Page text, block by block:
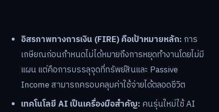
อิสรภาพทางการเงิน (FIRE) คือเป้าหมายหลัก: การ
เกษียณก่อนกำหนดไม่ได้หมายถึงการหยุดทำงานโดยไม่มี
แผน แต่คือการบรรลุจุดที่ทรัพย์สินและ Passive
Income สามารถครอบคลุมค่าใช้จ่ายได้ตลอดชีวิต
เทคโนโลยี AI เป็นเครื่องมือสำคัญ: คนรุ่นใหม่ใช้ AI